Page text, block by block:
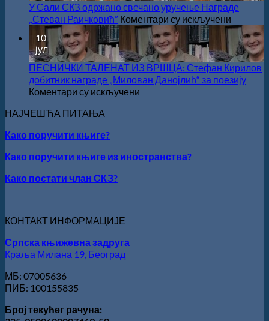
У Сали СКЗ одржано свечано уручење Награде
„Стеван Раичковић” Коментари су искључени
У
Сали
СКЗ
одржано
свечано
10
јул
ПЕСНИЧКИ ТАЛЕНАТ ИЗ ВРШЦА: Стефан Кирилов
добитник награде „Милован Данојлић“ за поезију
Коментари су искључени
Кирилов
НАЈЧЕШЋА ПИТАЊА
Како поручити књиге?
Како поручити књиге из иностранства?
Како постати члан СКЗ?
КОНТАКТ ИНФОРМАЦИЈЕ
Српска књижевна задруга
Краља Милана 19, Београд
МБ: 07005636
ПИБ: 100155835
Број текућег рачуна: